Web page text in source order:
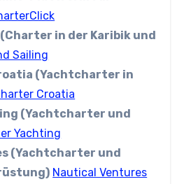
in der Karibik und
Sailing
(Yachtcharter in
Croatia
(Yachtcharter und
Yachting
(Yachtcharter und
Nautical Ventures